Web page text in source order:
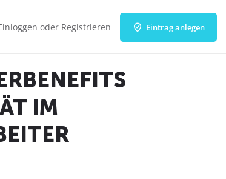
oder Registrieren Eintrag anlegen
IM